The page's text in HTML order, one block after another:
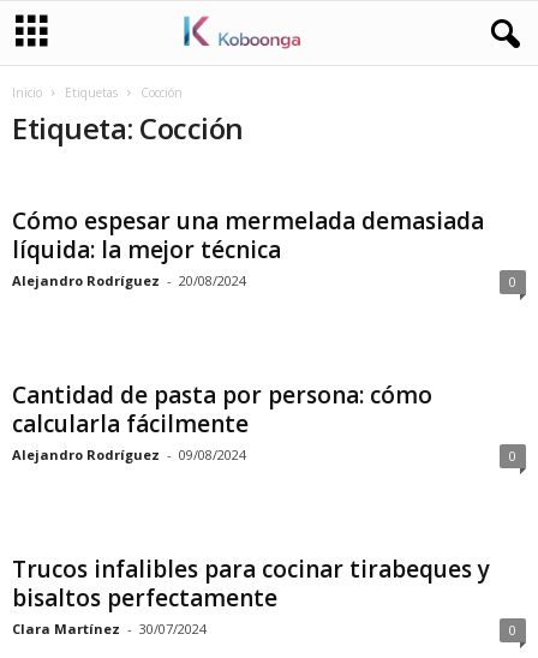
Inicio Etiquetas Cocción
Etiqueta: Cocción
Cómo espesar una mermelada demasiada
líquida: la mejor técnica
Alejandro Rodríguez - 20/08/2024 0
Cantidad de pasta por persona: cómo
calcularla fácilmente
Alejandro Rodríguez - 09/08/2024 0
Trucos infalibles para cocinar tirabeques y
bisaltos perfectamente
Clara Martínez - 30/07/2024 0